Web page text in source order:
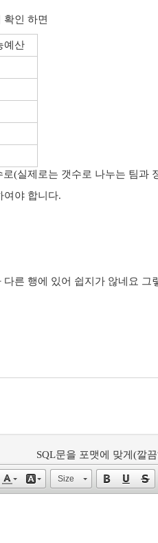
확인 하면
예산
(실제로는 갯수로 나누는 팀과
여야 합니다.
른 행에 있어 쉽지가 않네요
SQL문을 포맷에 맞게(깔
Size